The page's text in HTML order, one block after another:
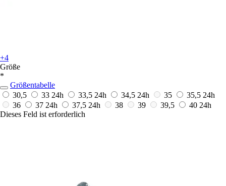
+4
Größe
*
Größentabelle
30,5
33 24h 33,5 24h 34,5 24h 35 35,5 24h
36
37 24h 37,5 24h 38 39 39,5 40 24h
Dieses Feld ist erforderlich